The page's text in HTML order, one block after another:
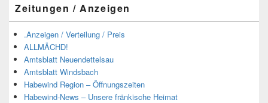
Zeitungen / Anzeigen
.Anzeigen / Verteilung / Preis
ALLMÄCHD!
Amtsblatt Neuendettelsau
Amtsblatt Windsbach
Habewind Region – Öffnungszeiten
Habewind-News – Unsere fränkische Heimat